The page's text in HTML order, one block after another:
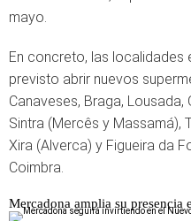
mayo.
En concreto, las localidades
previsto abrir nuevos
Canaveses, Braga,
Sintra (Mercês y Massamá),
Xira (Alverca) y Figueira da
Coimbra.
Mercadona amplia su presencia